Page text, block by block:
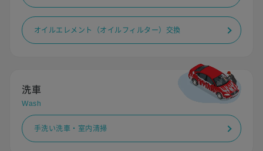
オイルエレメント（オイルフィルター）交換
洗車
Wash
手洗い洗車・室内清掃